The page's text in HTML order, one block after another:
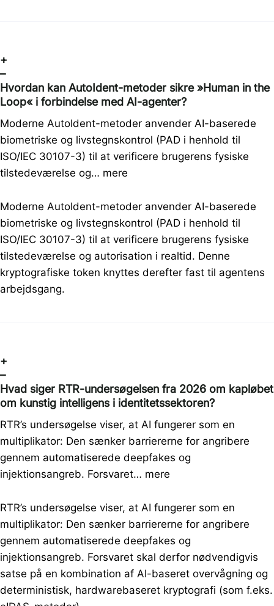
+
–
Hvordan kan AutoIdent-metoder sikre »Human in the
Loop« i forbindelse med AI-agenter?
Moderne AutoIdent-metoder anvender AI-baserede
biometriske og livstegnskontrol (PAD i henhold til
ISO/IEC 30107-3) til at verificere brugerens fysiske
tilstedeværelse og… mere
Moderne AutoIdent-metoder anvender AI-baserede
biometriske og livstegnskontrol (PAD i henhold til
ISO/IEC 30107-3) til at verificere brugerens fysiske
tilstedeværelse og autorisation i realtid. Denne
kryptografiske token knyttes derefter fast til agentens
arbejdsgang.
+
–
Hvad siger RTR-undersøgelsen fra 2026 om kapløbet
om kunstig intelligens i identitetssektoren?
RTR’s undersøgelse viser, at AI fungerer som en
multiplikator: Den sænker barriererne for angribere
gennem automatiserede deepfakes og
injektionsangreb. Forsvaret… mere
RTR’s undersøgelse viser, at AI fungerer som en
multiplikator: Den sænker barriererne for angribere
gennem automatiserede deepfakes og
injektionsangreb. Forsvaret skal derfor nødvendigvis
satse på en kombination af AI-baseret overvågning og
deterministisk, hardwarebaseret kryptografi (som f.eks.